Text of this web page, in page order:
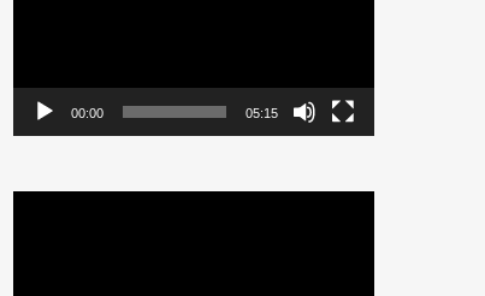
00:00 05:15
動